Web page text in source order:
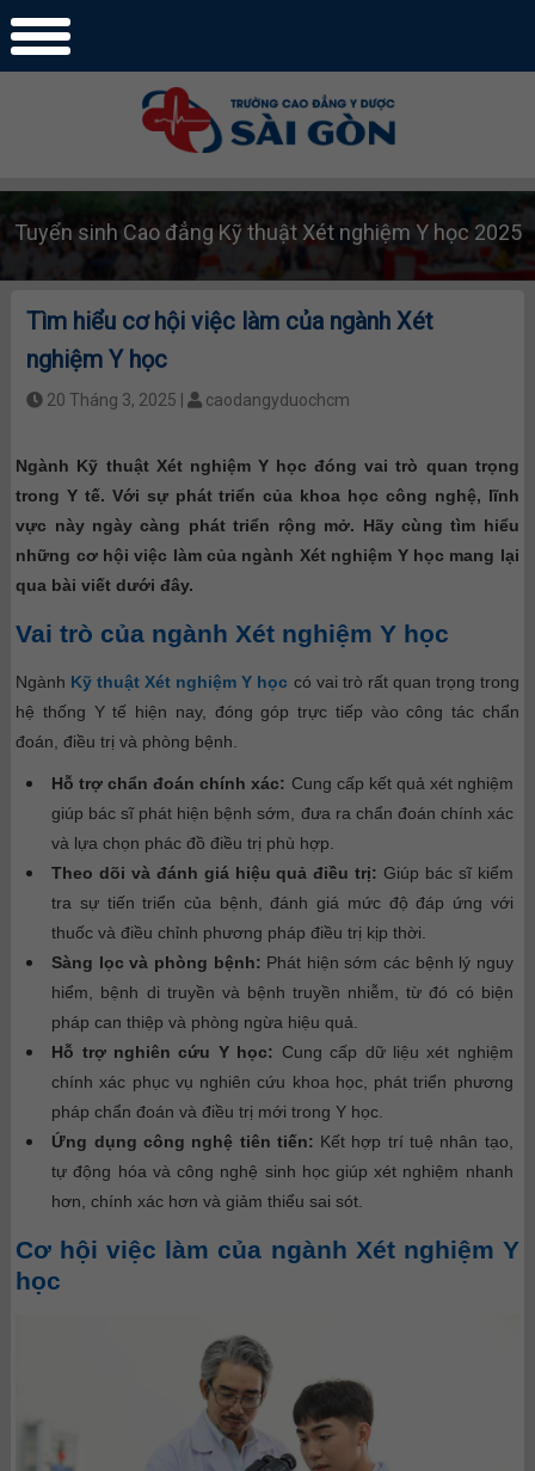
Tuyển sinh Cao đẳng Kỹ thuật Xét nghiệm Y học 2025
Tìm hiểu cơ hội việc làm của ngành Xét
nghiệm Y học
20 Tháng 3, 2025 | caodangyduochcm
Ngành Kỹ thuật Xét nghiệm Y học đóng vai trò quan trọng
trong Y tế. Với sự phát triển của khoa học công nghệ, lĩnh
vực này ngày càng phát triển rộng mở. Hãy cùng tìm hiểu
những cơ hội việc làm của ngành Xét nghiệm Y học mang lại
qua bài viết dưới đây.
Vai trò của ngành Xét nghiệm Y học
Ngành Kỹ thuật Xét nghiệm Y học có vai trò rất quan trọng trong
hệ thống Y tế hiện nay, đóng góp trực tiếp vào công tác chẩn
đoán, điều trị và phòng bệnh.
Hỗ trợ chẩn đoán chính xác: Cung cấp kết quả xét nghiệm
giúp bác sĩ phát hiện bệnh sớm, đưa ra chẩn đoán chính xác
và lựa chọn phác đồ điều trị phù hợp.
Theo dõi và đánh giá hiệu quả điều trị: Giúp bác sĩ kiểm
tra sự tiến triển của bệnh, đánh giá mức độ đáp ứng với
thuốc và điều chỉnh phương pháp điều trị kịp thời.
Sàng lọc và phòng bệnh: Phát hiện sớm các bệnh lý nguy
hiểm, bệnh di truyền và bệnh truyền nhiễm, từ đó có biện
pháp can thiệp và phòng ngừa hiệu quả.
Hỗ trợ nghiên cứu Y học: Cung cấp dữ liệu xét nghiệm
chính xác phục vụ nghiên cứu khoa học, phát triển phương
pháp chẩn đoán và điều trị mới trong Y học.
Ứng dụng công nghệ tiên tiến: Kết hợp trí tuệ nhân tạo,
tự động hóa và công nghệ sinh học giúp xét nghiệm nhanh
hơn, chính xác hơn và giảm thiểu sai sót.
Cơ hội việc làm của ngành Xét nghiệm Y
học